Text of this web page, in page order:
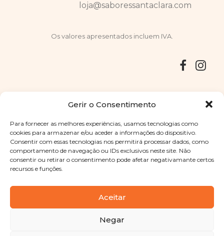
Gerir o Consentimento
Para fornecer as melhores experiências, usamos tecnologias como
cookies para armazenar e/ou aceder a informações do dispositivo.
Consentir com essas tecnologias nos permitirá processar dados, como
comportamento de navegação ou IDs exclusivos neste site. Não
consentir ou retirar o consentimento pode afetar negativamante certos
recursos e funções.
Aceitar
Negar
loja@saboressantaclara.com
Os valores apresentados incluem IVA.
Copyright © 2025 Sabores Santa Clara
. Todos os direitos
reservadosPolítica de Privacidade |Termos e condições
Designed byShift Your Branding Agency